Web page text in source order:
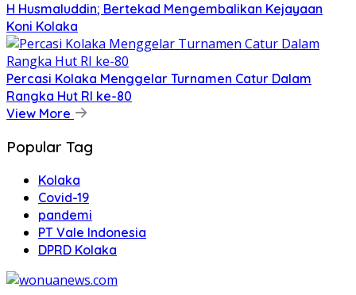
H Husmaluddin; Bertekad Mengembalikan Kejayaan
Koni Kolaka
Percasi Kolaka Menggelar Turnamen Catur Dalam
Rangka Hut RI ke-80
View More
Popular Tag
Kolaka
Covid-19
pandemi
PT Vale Indonesia
DPRD Kolaka